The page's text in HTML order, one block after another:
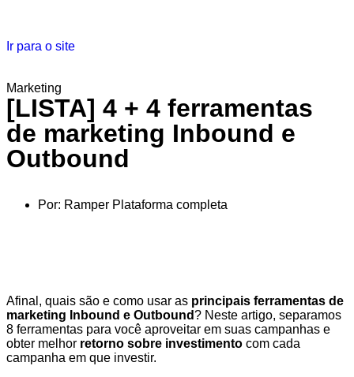
Ir para o site
Marketing
[LISTA] 4 + 4 ferramentas
de marketing Inbound e
Outbound
Por: Ramper Plataforma completa
Afinal, quais são e como usar as principais ferramentas de
marketing Inbound e Outbound? Neste artigo, separamos
8 ferramentas para você aproveitar em suas campanhas e
obter melhor retorno sobre investimento com cada
campanha em que investir.